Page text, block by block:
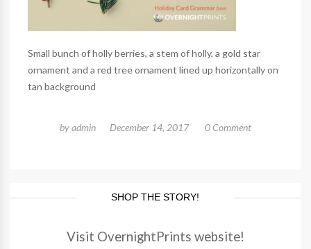
Small bunch of holly berries, a stem of holly, a gold star
ornament and a red tree ornament lined up horizontally on
tan background
byadmin December 14, 2017 0 Comment
SHOP THE STORY!
Visit OvernightPrints website!